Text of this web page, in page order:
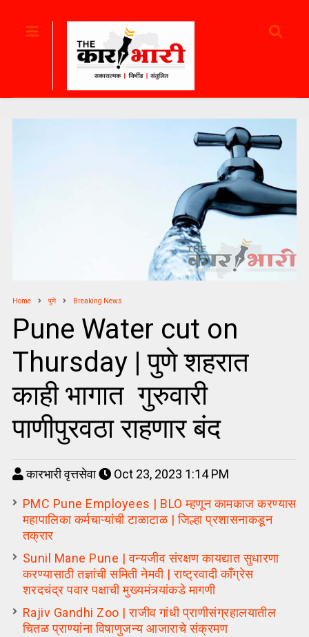
Home पुणे Breaking News
Pune Water cut on
Thursday | पुणे शहरात
काही भागात गुरुवारी
पाणीपुरवठा राहणार बंद
कारभारी वृत्तसेवा Oct 23, 2023 1:14 PM
PMC Pune Employees | BLO म्हणून कामकाज करण्यास
महापालिका कर्मचाऱ्यांची टाळाटाळ | जिल्हा प्रशासनाकडून
तक्रार
Sunil Mane Pune | वन्यजीव संरक्षण कायद्यात सुधारणा
करण्यासाठी तज्ञांची समिती नेमवी | राष्ट्रवादी कॉँग्रेस
शरदचंद्र पवार पक्षाची मुख्यमंत्र्यांकडे मागणी
Rajiv Gandhi Zoo | राजीव गांधी प्राणीसंग्रहालयातील
चितळ प्राण्यांना विषाणुजन्य आजाराचे संक्रमण